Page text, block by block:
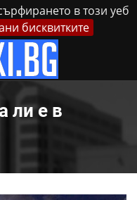
в този уеб
бисквитките
Контакти
ли е в